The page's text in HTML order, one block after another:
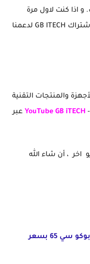
و اذا كنت لاول مرة
تشاهد فيها القناة لا تنسى لايك و الإشتراك GB ITECH لدعمنا
والمنتجات التقنية
YouTube GB iTECH عبر
اخر ، أن شاء الله
و مواصفات هاتف بوكو سي 65 بسعر